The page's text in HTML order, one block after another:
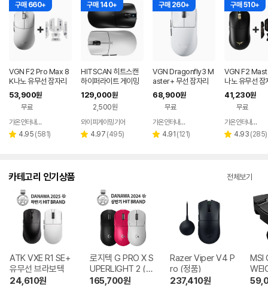
구매 660+
VGN F2 Pro Max 8
K나노 유무선 잠자리
게이밍 마우스 화이트
53,900원
무료
페이
가온인터내셔날
별 4.95 리
(581)
구매 140+
HITSCAN 히트스캔
하이퍼라이트 게이밍
무선 마우스 경량 8K
호환
129,000원
2,500원
와이피게이밍기어
별 4.97 리
(495)
구매 260+
VGN Dragonfly3 M
aster+ 무선 잠자리
게이밍 마우스+젠더
화이트
68,900원
무료
가온인터내셔날
별 4.91 리
(121)
구매 510+
VGN F2
나노 유무선 잠
이밍 마우스+
프 블랙
41,230원
무료
가온인터내셔날
별 4.93 리
(285)
카테고리 인기상품 전체보기
ATK VXE R1 SE+
유무선 브라보텍
24,610원
로지텍 G PRO X S
UPERLIGHT 2 (정
품)
165,700원
Razer Viper V4 P
ro (정품)
237,410원
MSI
SS